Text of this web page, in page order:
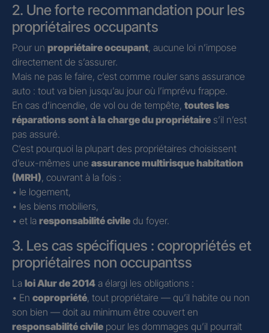
2. Une forte recommandation pour les
propriétaires occupants
Pour un propriétaire occupant, aucune loi n’impose
directement de s’assurer.
Mais ne pas le faire, c’est comme rouler sans assurance
auto : tout va bien jusqu’au jour où l’imprévu frappe.
En cas d’incendie, de vol ou de tempête, toutes les
réparations sont à la charge du propriétaire s’il n’est
pas assuré.
C’est pourquoi la plupart des propriétaires choisissent
d’eux-mêmes une assurance multirisque habitation
(MRH), couvrant à la fois :
• le logement,
• les biens mobiliers,
• et la responsabilité civile du foyer.
3. Les cas spécifiques : copropriétés et
propriétaires non occupantss
La loi Alur de 2014 a élargi les obligations :
• En copropriété, tout propriétaire — qu’il habite ou non
son bien — doit au minimum être couvert en
responsabilité civile pour les dommages qu’il pourrait